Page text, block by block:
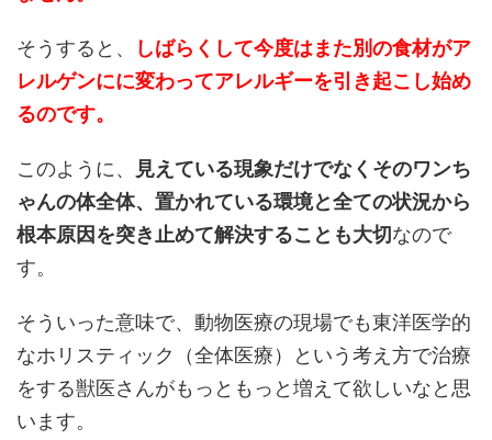
そうすると、
しばらくして今度はまた別の食材がア
レルゲンにに変わってアレルギーを引き起こし始め
るのです。
このように、
見えている現象だけでなくそのワンち
ゃんの体全体、置かれている環境と全ての状況から
根本原因を突き止めて解決することも大切なので
す。
そういった意味で、動物医療の現場でも東洋医学的
なホリスティック（全体医療）という考え方で治療
をする獣医さんがもっともっと増えて欲しいなと思
います。